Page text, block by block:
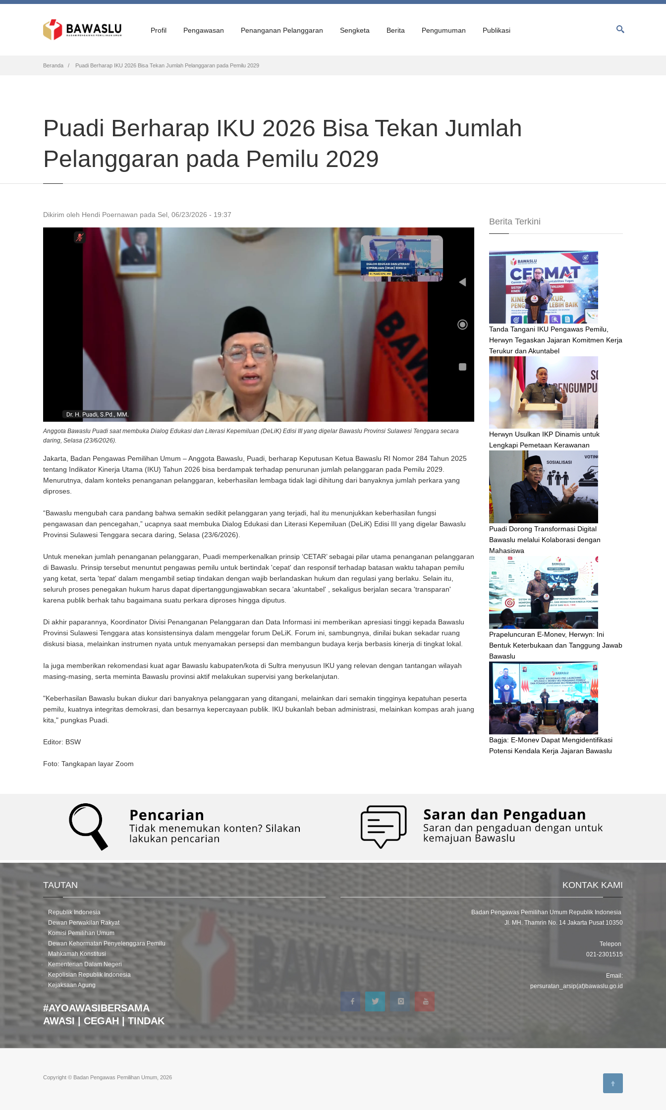
Profil Pengawasan Penanganan Pelanggaran Sengketa Berita Pengumuman Publikasi
Breadcrumb
Beranda Puadi Berharap IKU 2026 Bisa Tekan Jumlah Pelanggaran pada Pemilu 2029
Puadi Berharap IKU 2026 Bisa Tekan Jumlah
Pelanggaran pada Pemilu 2029
Dikirim oleh Hendi Poernawan pada Sel, 06/23/2026 - 19:37
Anggota Bawaslu Puadi saat membuka Dialog Edukasi dan Literasi Kepemiluan (DeLiK) Edisi III yang digelar Bawaslu Provinsi Sulawesi Tenggara secara
daring, Selasa (23/6/2026).
Jakarta, Badan Pengawas Pemilihan Umum – Anggota Bawaslu, Puadi, berharap Keputusan Ketua Bawaslu RI Nomor 284 Tahun 2025
tentang Indikator Kinerja Utama (IKU) Tahun 2026 bisa berdampak terhadap penurunan jumlah pelanggaran pada Pemilu 2029.
Menurutnya, dalam konteks penanganan pelanggaran, keberhasilan lembaga tidak lagi dihitung dari banyaknya jumlah perkara yang
diproses.
“Bawaslu mengubah cara pandang bahwa semakin sedikit pelanggaran yang terjadi, hal itu menunjukkan keberhasilan fungsi
pengawasan dan pencegahan,” ucapnya saat membuka Dialog Edukasi dan Literasi Kepemiluan (DeLiK) Edisi III yang digelar Bawaslu
Provinsi Sulawesi Tenggara secara daring, Selasa (23/6/2026).
Untuk menekan jumlah penanganan pelanggaran, Puadi memperkenalkan prinsip ‘CETAR’ sebagai pilar utama penanganan pelanggaran
di Bawaslu. Prinsip tersebut menuntut pengawas pemilu untuk bertindak 'cepat' dan responsif terhadap batasan waktu tahapan pemilu
yang ketat, serta 'tepat' dalam mengambil setiap tindakan dengan wajib berlandaskan hukum dan regulasi yang berlaku. Selain itu,
seluruh proses penegakan hukum harus dapat dipertanggungjawabkan secara 'akuntabel' , sekaligus berjalan secara 'transparan'
karena publik berhak tahu bagaimana suatu perkara diproses hingga diputus.
Di akhir paparannya, Koordinator Divisi Penanganan Pelanggaran dan Data Informasi ini memberikan apresiasi tinggi kepada Bawaslu
Provinsi Sulawesi Tenggara atas konsistensinya dalam menggelar forum DeLiK. Forum ini, sambungnya, dinilai bukan sekadar ruang
diskusi biasa, melainkan instrumen nyata untuk menyamakan persepsi dan membangun budaya kerja berbasis kinerja di tingkat lokal.
Ia juga memberikan rekomendasi kuat agar Bawaslu kabupaten/kota di Sultra menyusun IKU yang relevan dengan tantangan wilayah
masing-masing, serta meminta Bawaslu provinsi aktif melakukan supervisi yang berkelanjutan.
"Keberhasilan Bawaslu bukan diukur dari banyaknya pelanggaran yang ditangani, melainkan dari semakin tingginya kepatuhan peserta
pemilu, kuatnya integritas demokrasi, dan besarnya kepercayaan publik. IKU bukanlah beban administrasi, melainkan kompas arah juang
kita," pungkas Puadi.
Editor: BSW
Foto: Tangkapan layar Zoom
Berita Terkini
Tanda Tangani IKU Pengawas Pemilu,
Herwyn Tegaskan Jajaran Komitmen Kerja
Terukur dan Akuntabel
Herwyn Usulkan IKP Dinamis untuk
Lengkapi Pemetaan Kerawanan
Puadi Dorong Transformasi Digital
Bawaslu melalui Kolaborasi dengan
Mahasiswa
Prapeluncuran E-Monev, Herwyn: Ini
Bentuk Keterbukaan dan Tanggung Jawab
Bawaslu
Bagja: E-Monev Dapat Mengidentifikasi
Potensi Kendala Kerja Jajaran Bawaslu
TAUTAN
Republik Indonesia
Dewan Perwakilan Rakyat
Komisi Pemilihan Umum
Dewan Kehormatan Penyelenggara Pemilu
Mahkamah Konstitusi
Kementerian Dalam Negeri
Kepolisian Republik Indonesia
Kejaksaan Agung
#AYOAWASIBERSAMA
AWASI | CEGAH | TINDAK
KONTAK KAMI
Badan Pengawas Pemilihan Umum Republik Indonesia
Jl. MH. Thamrin No. 14 Jakarta Pusat 10350
Telepon
021-2301515
Email:
persuratan_arsip(at)bawaslu.go.id
Copyright © Badan Pengawas Pemilihan Umum, 2026